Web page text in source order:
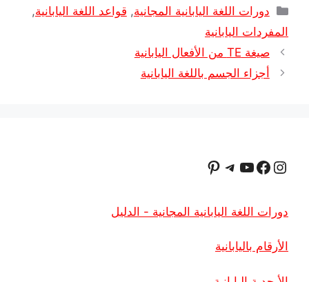
التصنيفات
دورات اللغة اليابانية المجانية,قواعد اللغة اليابانية,
المفردات اليابانية
صيغة TE من الأفعال اليابانية
أجزاء الجسم باللغة اليابانية
فيسبوكيوتيوبتيليجرام بينتريست
دورات اللغة اليابانية المجانية - الدليل
الأرقام باليابانية